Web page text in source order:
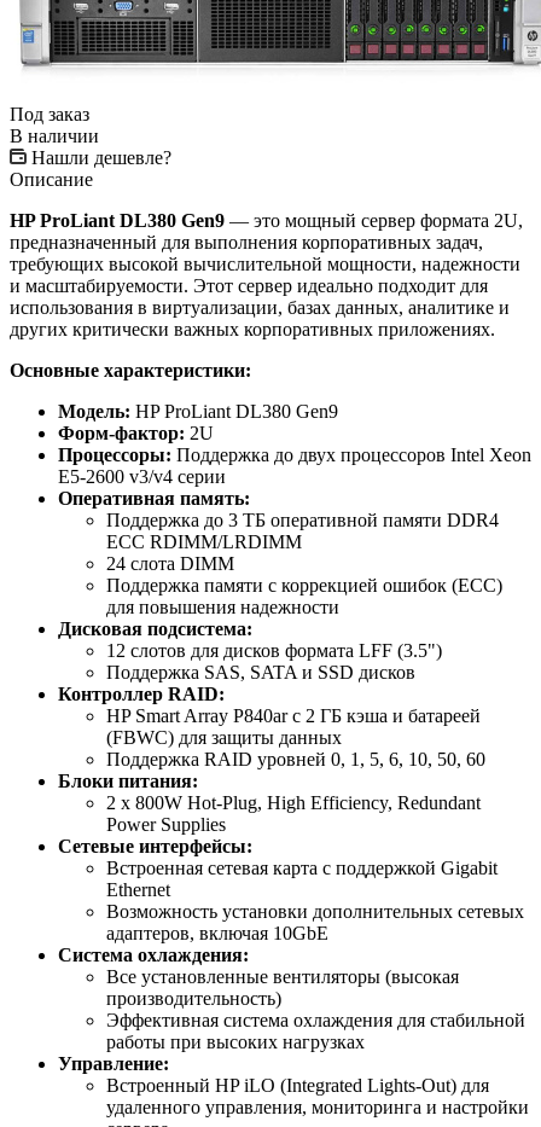
Под заказ
В наличии
Нашли дешевле?
Описание
HP ProLiant DL380 Gen9 — это мощный сервер формата 2U,
предназначенный для выполнения корпоративных задач,
требующих высокой вычислительной мощности, надежности
и масштабируемости. Этот сервер идеально подходит для
использования в виртуализации, базах данных, аналитике и
других критически важных корпоративных приложениях.
Основные характеристики:
Модель: HP ProLiant DL380 Gen9
Форм-фактор: 2U
Процессоры: Поддержка до двух процессоров Intel Xeon
E5-2600 v3/v4 серии
Оперативная память:
Поддержка до 3 ТБ оперативной памяти DDR4
ECC RDIMM/LRDIMM
24 слота DIMM
Поддержка памяти с коррекцией ошибок (ECC)
для повышения надежности
Дисковая подсистема:
12 слотов для дисков формата LFF (3.5")
Поддержка SAS, SATA и SSD дисков
Контроллер RAID:
HP Smart Array P840ar с 2 ГБ кэша и батареей
(FBWC) для защиты данных
Поддержка RAID уровней 0, 1, 5, 6, 10, 50, 60
Блоки питания:
2 x 800W Hot-Plug, High Efficiency, Redundant
Power Supplies
Сетевые интерфейсы:
Встроенная сетевая карта с поддержкой Gigabit
Ethernet
Возможность установки дополнительных сетевых
адаптеров, включая 10GbE
Система охлаждения:
Все установленные вентиляторы (высокая
производительность)
Эффективная система охлаждения для стабильной
работы при высоких нагрузках
Управление:
Встроенный HP iLO (Integrated Lights-Out) для
удаленного управления, мониторинга и настройки